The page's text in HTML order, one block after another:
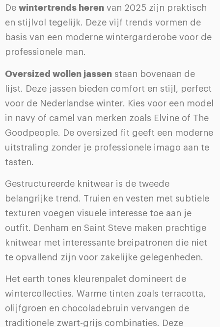
De wintertrends heren van 2025 zijn praktisch
en stijlvol tegelijk. Deze vijf trends vormen de
basis van een moderne wintergarderobe voor de
professionele man.
Oversized wollen jassen staan bovenaan de
lijst. Deze jassen bieden comfort en stijl, perfect
voor de Nederlandse winter. Kies voor een model
in navy of camel van merken zoals Elvine of The
Goodpeople. De oversized fit geeft een moderne
uitstraling zonder je professionele imago aan te
tasten.
Gestructureerde knitwear is de tweede
belangrijke trend. Truien en vesten met subtiele
texturen voegen visuele interesse toe aan je
outfit. Denham en Saint Steve maken prachtige
knitwear met interessante breipatronen die niet
te opvallend zijn voor zakelijke gelegenheden.
Het earth tones kleurenpalet domineert de
wintercollecties. Warme tinten zoals terracotta,
olijfgroen en chocoladebruin vervangen de
traditionele zwart-grijs combinaties. Deze